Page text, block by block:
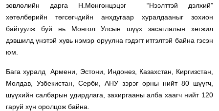
зөвлөлийн дарга Н.Мөнгөнцэцэг “Нээлттэй дэлхий”
хөтөлбөрийн төгсөгчдийн анхдугаар хуралдааныг зохион
байгуулж буй нь Монгол Улсын шүүх засаглалын хөгжил
дэвшилд үнэтэй хувь нэмэр оруулна гэдэгт итгэлтэй байна гэсэн
юм.
Бага хуралд Армени, Эстони, Индонез, Казахстан, Киргизстан,
Молдав, Узбекистан, Серби, АНУ зэрэг орны нийт 80 шүүгч,
шүүхийн салбарын удирдлага, захиргааны алба хаагч нийт 120
гаруй хүн оролцож байна.